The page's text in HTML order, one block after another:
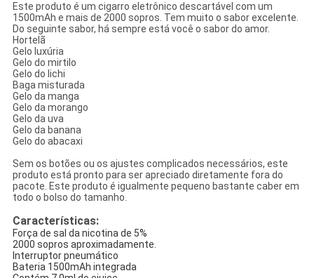
Este produto é um cigarro eletrônico descartável com um
1500mAh e mais de 2000 sopros. Tem muito o sabor excelente.
Do seguinte sabor, há sempre está você o sabor do amor.
Hortelã
Gelo luxúria
Gelo do mirtilo
Gelo do lichi
Baga misturada
Gelo da manga
Gelo da morango
Gelo da uva
Gelo da banana
Gelo do abacaxi
Sem os botões ou os ajustes complicados necessários, este
produto está pronto para ser apreciado diretamente fora do
pacote. Este produto é igualmente pequeno bastante caber em
todo o bolso do tamanho.
Características:
Força de sal da nicotina de 5%
2000 sopros aproximadamente.
Interruptor pneumático
Bateria 1500mAh integrada